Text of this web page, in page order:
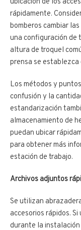
rápidamente.
bomberos cambiar
una configuración de
altura de troquel
prensa se establezca
Los métodos y
confusión y la
estandarización
almacenamiento de
puedan ubicar
para obtener más
estación de trabajo.
Archivos adjuntos
Se utilizan
accesorios rápidos.
durante la